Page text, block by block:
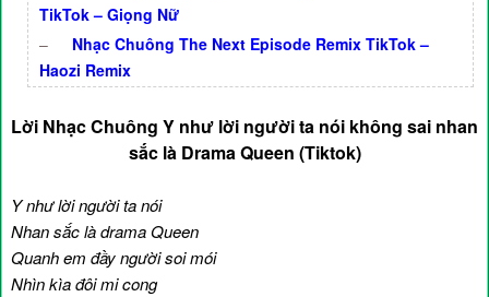
TikTok – Giọng Nữ
–
Nhạc Chuông The Next Episode Remix TikTok –
Haozi Remix
Lời Nhạc Chuông Y như lời người ta nói không sai nhan
sắc là Drama Queen (Tiktok)
Y như lời người ta nói
Nhan sắc là drama Queen
Quanh em đầy người soi mói
Nhìn kìa đôi mi cong